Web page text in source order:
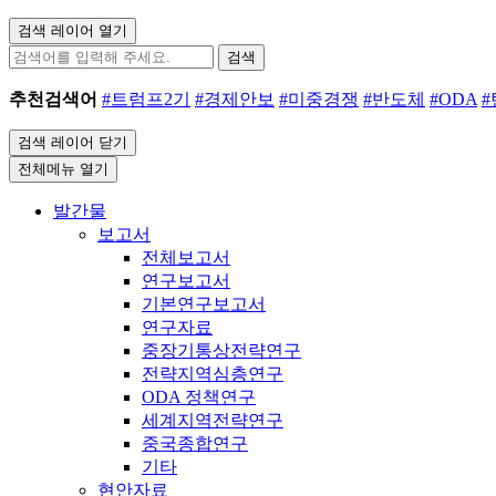
검색 레이어 열기
검색
추천검색어 #트럼프2기 #경제안보 #미중경쟁 #반도체 #ODA #
검색 레이어 닫기
전체메뉴 열기
발간물
보고서
전체보고서
연구보고서
기본연구보고서
연구자료
중장기통상전략연구
전략지역심층연구
ODA 정책연구
세계지역전략연구
중국종합연구
기타
현안자료